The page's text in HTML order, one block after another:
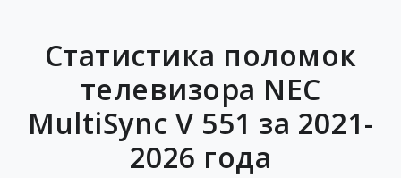
Статистика поломок
телевизора NEC
MultiSync V 551 за 2021-
2026 года